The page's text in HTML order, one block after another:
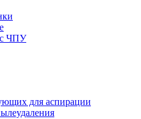
ЧПУ
для аспирации